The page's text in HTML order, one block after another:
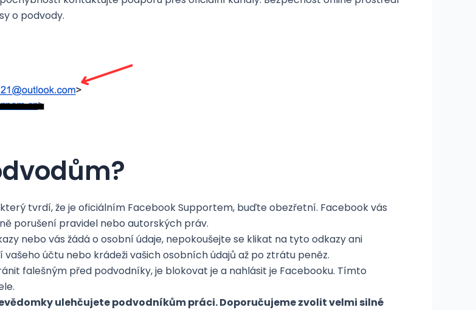
o podvody.
tvrdí, že je oficiálním Facebook Supportem, buďte obezřetní. Facebook vás
porušení pravidel nebo autorských práv.
nebo vás žádá o osobní údaje, nepokoušejte se klikat na tyto odkazy ani
účtu nebo krádeži vašich osobních údajů až po ztrátu peněz.
falešným před podvodníky, je blokovat je a nahlásit je Facebooku. Tímto
ulehčujete podvodníkům práci. Doporučujeme zvolit velmi silné